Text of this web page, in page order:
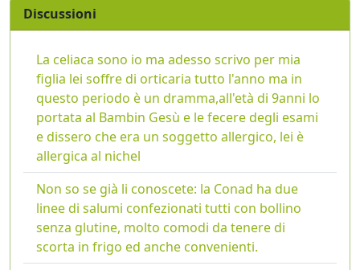
Discussioni
La celiaca sono io ma adesso scrivo per mia
figlia lei soffre di orticaria tutto l'anno ma in
questo periodo è un dramma,all'età di 9anni lo
portata al Bambin Gesù e le fecere degli esami
e dissero che era un soggetto allergico, lei è
allergica al nichel
Non so se già li conoscete: la Conad ha due
linee di salumi confezionati tutti con bollino
senza glutine, molto comodi da tenere di
scorta in frigo ed anche convenienti.